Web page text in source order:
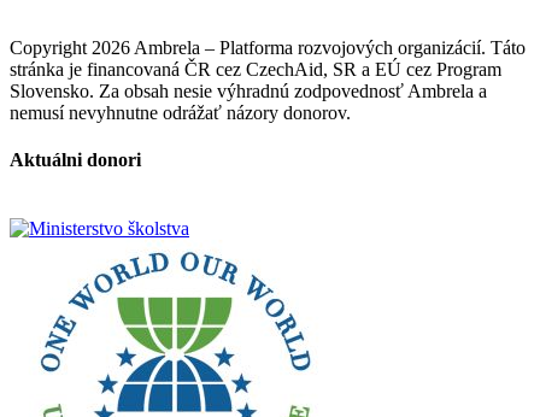
Copyright 2026 Ambrela – Platforma rozvojových organizácií. Táto
stránka je financovaná ČR cez CzechAid, SR a EÚ cez Program
Slovensko. Za obsah nesie výhradnú zodpovednosť Ambrela a
nemusí nevyhnutne odrážať názory donorov.
Aktuálni donori